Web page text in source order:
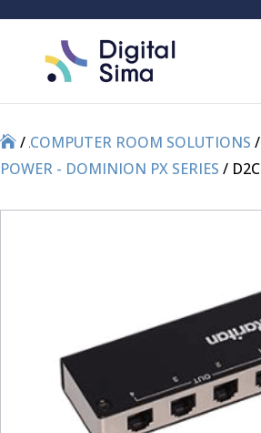
//
COMPUTER ROOM SOLUTIONS /
POWER - DOMINION PX SERIES /